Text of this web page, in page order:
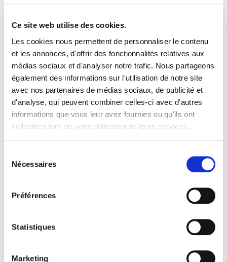
Ce site web utilise des cookies.
Les cookies nous permettent de personnaliser le contenu
et les annonces, d'offrir des fonctionnalités relatives aux
médias sociaux et d'analyser notre trafic. Nous partageons
également des informations sur l'utilisation de notre site
avec nos partenaires de médias sociaux, de publicité et
d'analyse, qui peuvent combiner celles-ci avec d'autres
informations que vous leur avez fournies ou qu'ils ont
collectées lors de votre utilisation de leurs services.
Nécessaires
Préférences
Statistiques
Marketing
Thématiques Chiffres et barèmes
Comptabilité Facturation électronique
Fiscalité Frais déductibles Juridique Social
TVA
Profils Employeur LMNP